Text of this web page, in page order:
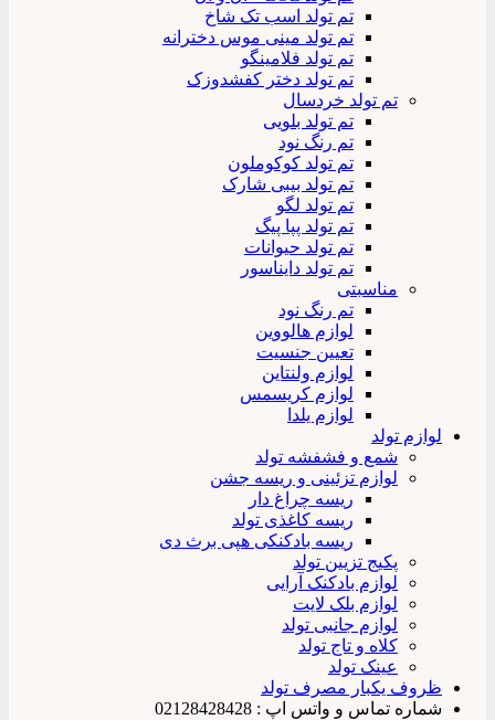
تم تولد اسب تک شاخ
تم تولد مینی موس دخترانه
تم تولد فلامینگو
تم تولد دختر کفشدوزک
تم تولد خردسال
تم تولد بلویی
تم رنگ نود
تم تولد کوکوملون
تم تولد بیبی شارک
تم تولد لگو
تم تولد پپا پیگ
تم تولد حیوانات
تم تولد دایناسور
مناسبتی
تم رنگ نود
لوازم هالووین
تعیین جنسیت
لوازم ولنتاین
لوازم کریسمس
لوازم یلدا
لوازم تولد
شمع و فشفشه تولد
لوازم تزئینی و ریسه جشن
ریسه چراغ دار
ریسه کاغذی تولد
ریسه بادکنکی هپی برث دی
پکیج تزیین تولد
لوازم بادکنک آرایی
لوازم بلک لایت
لوازم جانبی تولد
کلاه و تاج تولد
عینک تولد
ظروف یکبار مصرف تولد
شماره تماس و واتس اپ : 02128428428